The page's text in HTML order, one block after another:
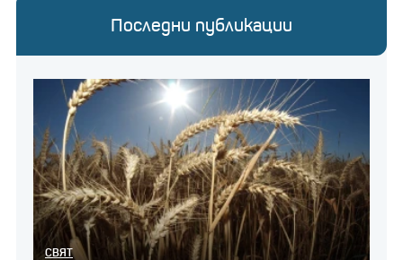
Последни публикации
СВЯТ